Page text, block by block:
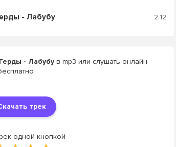
- Лабубу 2:12
- Лабубув mp3 или слушать онлайн
трек
одной кнопкой